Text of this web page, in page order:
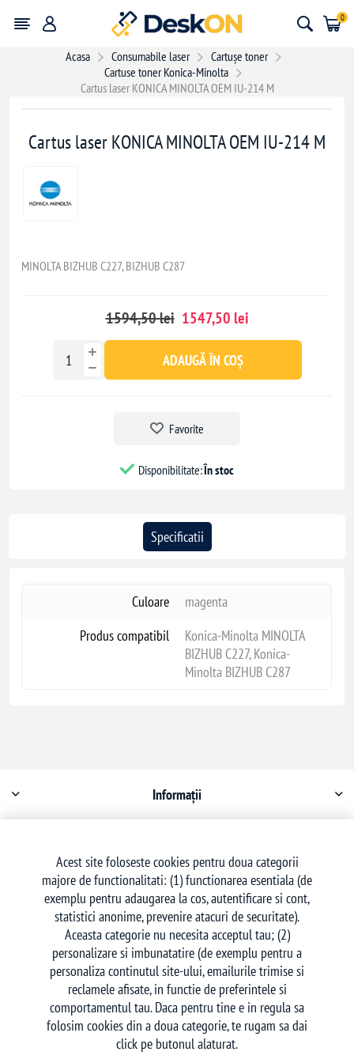
0
Acasa Consumabile laser
Cartușe toner
Cartuse toner Konica-Minolta
Cartus laser KONICA MINOLTA OEM IU-214 M
Cartus laser KONICA MINOLTA OEM IU-214 M
MINOLTA BIZHUB C227, BIZHUB C287
1594,50 lei 1547,50 lei
ADAUGĂ ÎN COȘ
Favorite
Disponibilitate:În stoc
Specificatii
Culoare
magenta
Produs compatibil
Konica-Minolta MINOLTA
BIZHUB C227, Konica-
Minolta BIZHUB C287
Informații
Serviciu clienți
Urmăriți-ne
Acest site foloseste cookies pentru doua categorii
majore de functionalitati: (1) functionarea esentiala (de
exemplu pentru adaugarea la cos, autentificare si cont,
statistici anonime, prevenire atacuri de securitate).
Aceasta categorie nu necesita acceptul tau; (2)
personalizare si imbunatatire (de exemplu pentru a
personaliza continutul site-ului, emailurile trimise si
reclamele afisate, in functie de preferintele si
comportamentul tau. Daca pentru tine e in regula sa
folosim cookies din a doua categorie, te rugam sa dai
click pe butonul alaturat.